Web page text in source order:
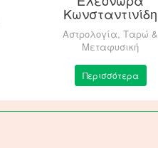
Κωνσταντινίδη
Αστρολογία, Ταρώ &
Μεταφυσική
Περισσότερα